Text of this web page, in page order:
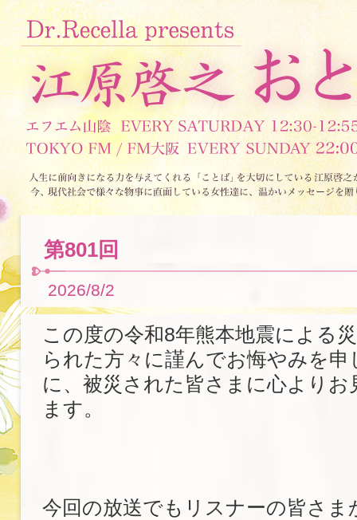
第801回
2026/8/2
この度の令和8年熊本地震による
られた方々に謹んでお悔やみを
に、被災された皆さまに心よりお
ます。
今回の放送でもリスナーの皆さま